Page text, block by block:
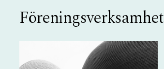
Föreningsverksamhet